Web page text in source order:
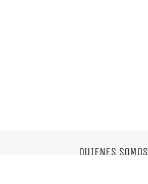
QUIENES SOMOS